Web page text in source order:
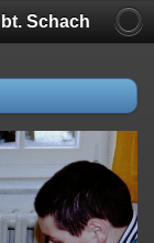
Schach